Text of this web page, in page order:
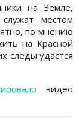
на Земле,
местом
по мнению
на Красной
следы удастся
видео